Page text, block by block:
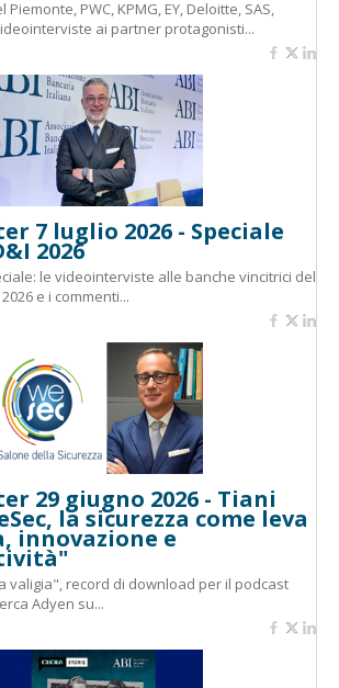
Piemonte, PWC, KPMG, EY, Deloitte, SAS,
ai partner protagonisti...
7 luglio 2026 - Speciale
2026
le videointerviste alle banche vincitrici del
e i commenti...
29 giugno 2026 - Tiani
la sicurezza come leva
innovazione e
valigia", record di download per il podcast
Adyen su...